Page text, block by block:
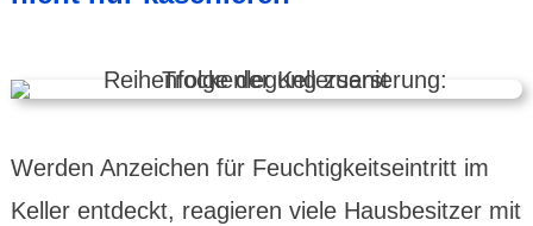
Werden Anzeichen für Feuchtig­keits­eintritt im
Keller entdeckt, reagieren viele Hausbe­sitzer mit